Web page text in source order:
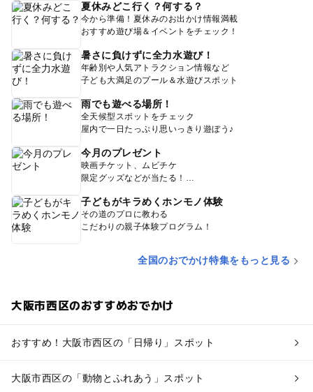
夏休みどこ行く？何する？
今から準備！夏休みのお出かけ情報満載
おすすめ遊び場＆イベントをチェック！
暑さに負けずに全力水遊び！
年齢別や人気アトラクション情報など
子ども大満足のプール＆水遊びスポット
雨でも遊べる場所！
全天候型スポットをチェック
屋内で一日たっぷり思いっきり遊ぼう♪
今月のプレゼント
映画チケット、ムビチケ
限定グッズなどが当たる！
子どもがキラめくホンモノ体験
その道のプロに教わる
こだわりの親子体験プログラム！
全国のおでかけ特集をもっと見る
大阪市西区のおすすめおでかけ
おすすめ！大阪市西区の「日帰り」スポット
大阪市西区の「動物とふれあう」スポット